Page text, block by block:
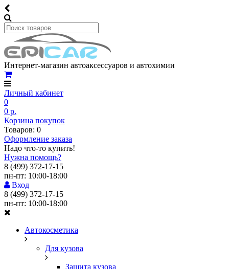
Интернет-магазин автоаксессуаров и автохимии
Личный кабинет
0
0 р.
Корзина покупок
Товаров: 0
Оформление заказа
Надо что-то купить!
Нужна помощь?
8 (499) 372-17-15
пн-пт: 10:00-18:00
Вход
8 (499) 372-17-15
пн-пт: 10:00-18:00
Автокосметика
Для кузова
Защита кузова